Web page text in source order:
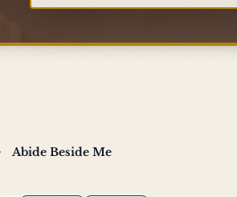
Abide Beside Me